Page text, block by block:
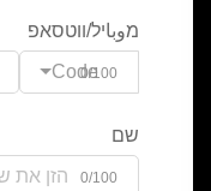
מوباיל/ווטסאפ
Code0/100
שם
0/100